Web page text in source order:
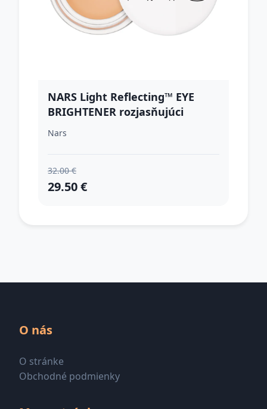
NARS Light Reflecting™ EYE
BRIGHTENER rozjasňujúci
korektor na očné okolie odtieň
Nars
32.00 €
29.50 €
O nás
O stránke
Obchodné podmienky